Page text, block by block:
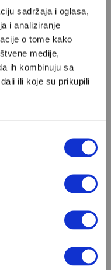
sadržaja i oglasa,
i analiziranje
o tome kako
medije,
ih kombinuju sa
ili koje su prikupili
štampe i spas
sa
sa čitanjem naših
pretplate.